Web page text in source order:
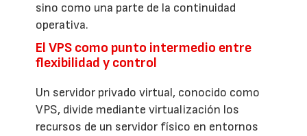
sino como una parte de la continuidad
operativa.
El VPS como punto intermedio entre
flexibilidad y control
Un servidor privado virtual, conocido como
VPS, divide mediante virtualización los
recursos de un servidor físico en entornos